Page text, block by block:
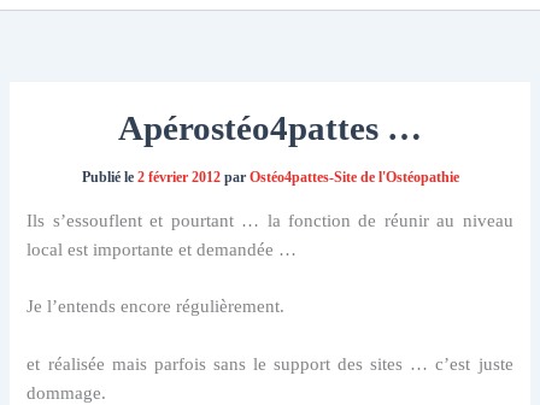
Apérostéo4pattes …
Publié le 2 février 2012par Ostéo4pattes-Site de l'Ostéopathie
Ils s’essouflent et pourtant … la fonction de réunir au niveau
local est importante et demandée …
Je l’entends encore régulièrement.
et réalisée mais parfois sans le support des sites … c’est juste
dommage.